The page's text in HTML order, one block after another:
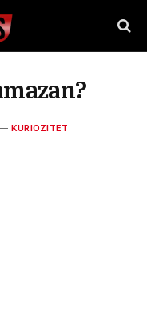
KURIOZITET